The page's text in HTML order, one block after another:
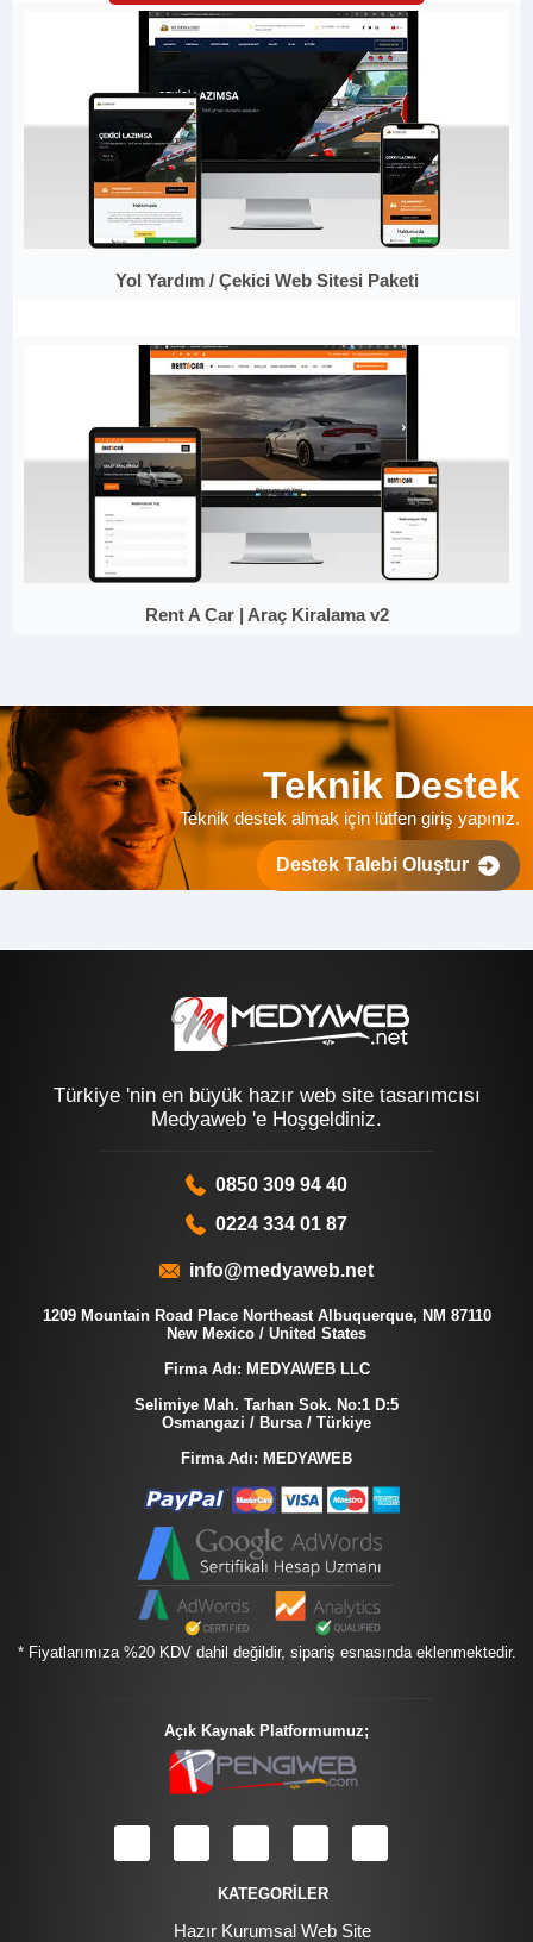
Yol Yardım / Çekici Web Sitesi Paketi
Rent A Car | Araç Kiralama v2
Teknik Destek
Teknik destek almak için lütfen giriş yapınız.
Destek Talebi Oluştur
Türkiye 'nin en büyük hazır web site tasarımcısı
Medyaweb 'e Hoşgeldiniz.
0850 309 94 40
0224 334 01 87
info@medyaweb.net
1209 Mountain Road Place Northeast Albuquerque, NM 87110
New Mexico / United States
Firma Adı: MEDYAWEB LLC
Selimiye Mah. Tarhan Sok. No:1 D:5
Osmangazi / Bursa / Türkiye
Firma Adı: MEDYAWEB
* Fiyatlarımıza %20 KDV dahil değildir, sipariş esnasında eklenmektedir.
Açık Kaynak Platformumuz;
KATEGORİLER
Hazır Kurumsal Web Site